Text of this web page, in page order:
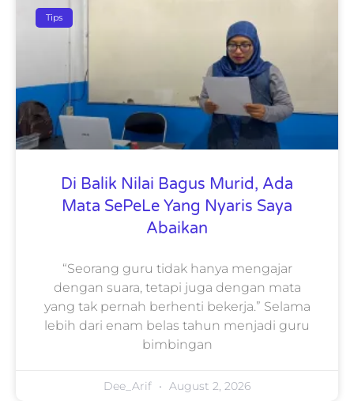
Tips
Di Balik Nilai Bagus Murid, Ada
Mata SePeLe Yang Nyaris Saya
Abaikan
“Seorang guru tidak hanya mengajar
dengan suara, tetapi juga dengan mata
yang tak pernah berhenti bekerja.” Selama
lebih dari enam belas tahun menjadi guru
bimbingan
Dee_Arif August 2, 2026